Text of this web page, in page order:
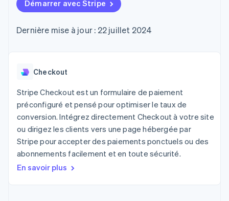
UI flexibles
Moyens de
Accès à plus
personne
Authorization
Boost
Acceptation
optimisée
Link
Paiements
accélérés
Financial
Connections
Comptes
financiers
associés
Recognition
Comptabilité
Stripe Sigma
personnalisés
l’application
Gestion financière
Plateformes
Entreprises d'IA
Économie des
créateurs
Jeux
Hôtellerie, voyages et
loisirs
Médias et
Gérer des
Proposer une
facturation à l'usage
bancaires adossées à
agents
Ressources
Intégrations
Exemples de code
Entreprise
Roadmap produit
annuelle
Stripe Press
Contact
Contacter notre équipe
Démarrer avec Stripe
Dernière mise à jour : 22 juillet 2024
Checkout
Stripe Checkout est un formulaire de paiement
préconfiguré et pensé pour optimiser le taux de
conversion. Intégrez directement Checkout à votre site
ou dirigez les clients vers une page hébergée par
Stripe pour accepter des paiements ponctuels ou des
abonnements facilement et en toute sécurité.
En savoir plus